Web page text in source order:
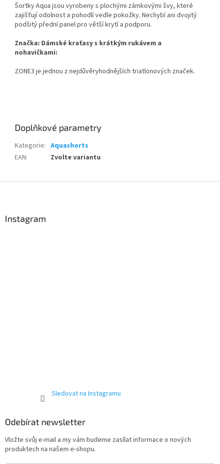
Šortky Aqua jsou vyrobeny s plochými zámkovými švy, které
zajišťují odolnost a pohodlí vedle pokožky. Nechybí ani dvojitý
podšitý přední panel pro větší krytí a podporu.
Značka: Dámské kraťasy s krátkým rukávem a
nohavičkami:
ZONE3 je jednou z nejdůvěryhodnějších triatlonových značek.
Doplňkové parametry
Kategorie: Aquashorts
EAN: Zvolte variantu
Instagram
Sledovat na Instagramu
Odebírat newsletter
Vložte svůj e-mail a my vám budeme zasílat informace o nových
produktech na našem e-shopu.
Powered by chaterimo